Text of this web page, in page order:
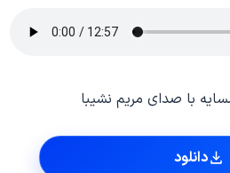
با صدای مریم نشیبا
دانلود